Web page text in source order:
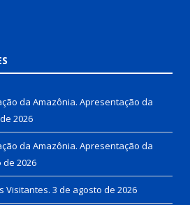
da Amazônia. Apresentação da
2026
da Amazônia. Apresentação da
de 2026
Visitantes. 3 de agosto de 2026